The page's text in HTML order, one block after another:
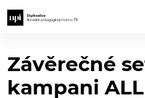
Závěrečné
kampani